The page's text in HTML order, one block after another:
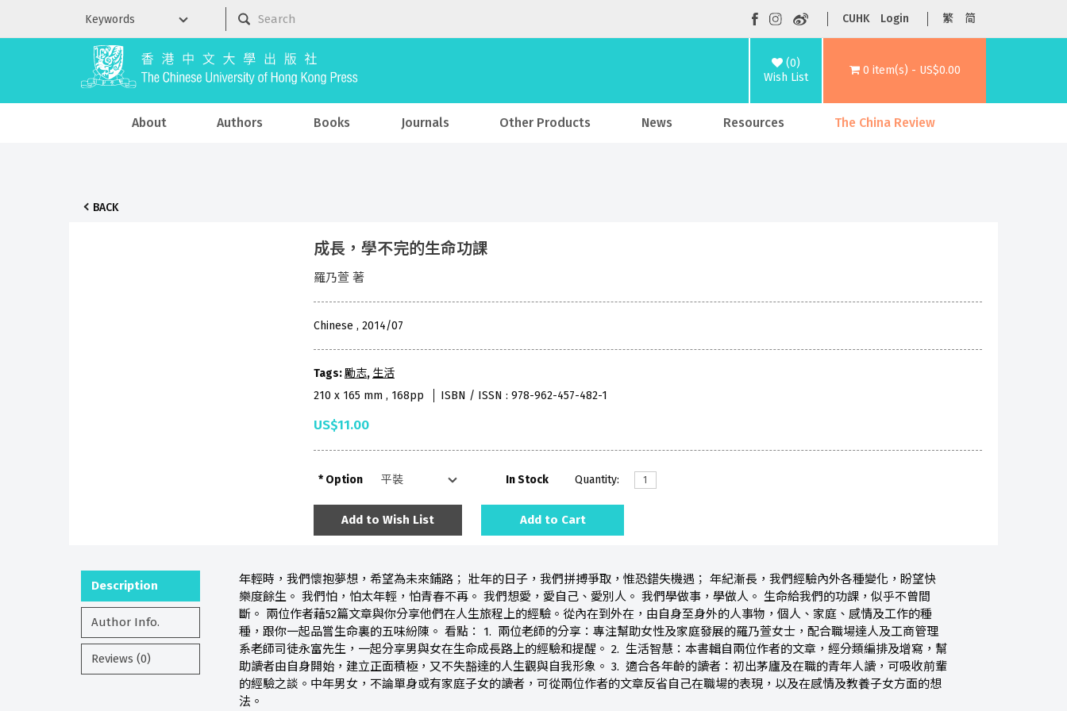
CUHK Login 繁 简
(0)
Wish List
0 item(s) - US$0.00
About Authors Books Journals Other Products News Resources The China Review
BACK
成長，學不完的生命功課
羅乃萱 著
Chinese , 2014/07
Tags:勵志, 生活
210 x 165 mm , 168pp
ISBN / ISSN : 978-962-457-482-1
US$11.00
Option In Stock Quantity:
Add to Wish List Add to Cart
Description
Author Info.
Reviews (0)
年輕時，我們懷抱夢想，希望為未來鋪路； 壯年的日子，我們拼搏爭取，惟恐錯失機遇； 年紀漸長，我們經驗內外各種變化，盼望快
樂度餘生。 我們怕，怕太年輕，怕青春不再。 我們想愛，愛自己、愛別人。 我們學做事，學做人。 生命給我們的功課，似乎不曾間
斷。 兩位作者藉52篇文章與你分享他們在人生旅程上的經驗。從內在到外在，由自身至身外的人事物，個人、家庭、感情及工作的種
種，跟你一起品嘗生命裏的五味紛陳。 看點： 1. 兩位老師的分享：專注幫助女性及家庭發展的羅乃萱女士，配合職場達人及工商管理
系老師司徒永富先生，一起分享男與女在生命成長路上的經驗和提醒。 2. 生活智慧：本書輯自兩位作者的文章，經分類編排及增寫，幫
助讀者由自身開始，建立正面積極，又不失豁達的人生觀與自我形象。 3. 適合各年齡的讀者：初出茅廬及在職的青年人讀，可吸收前輩
的經驗之談。中年男女，不論單身或有家庭子女的讀者，可從兩位作者的文章反省自己在職場的表現，以及在感情及教養子女方面的想
法。